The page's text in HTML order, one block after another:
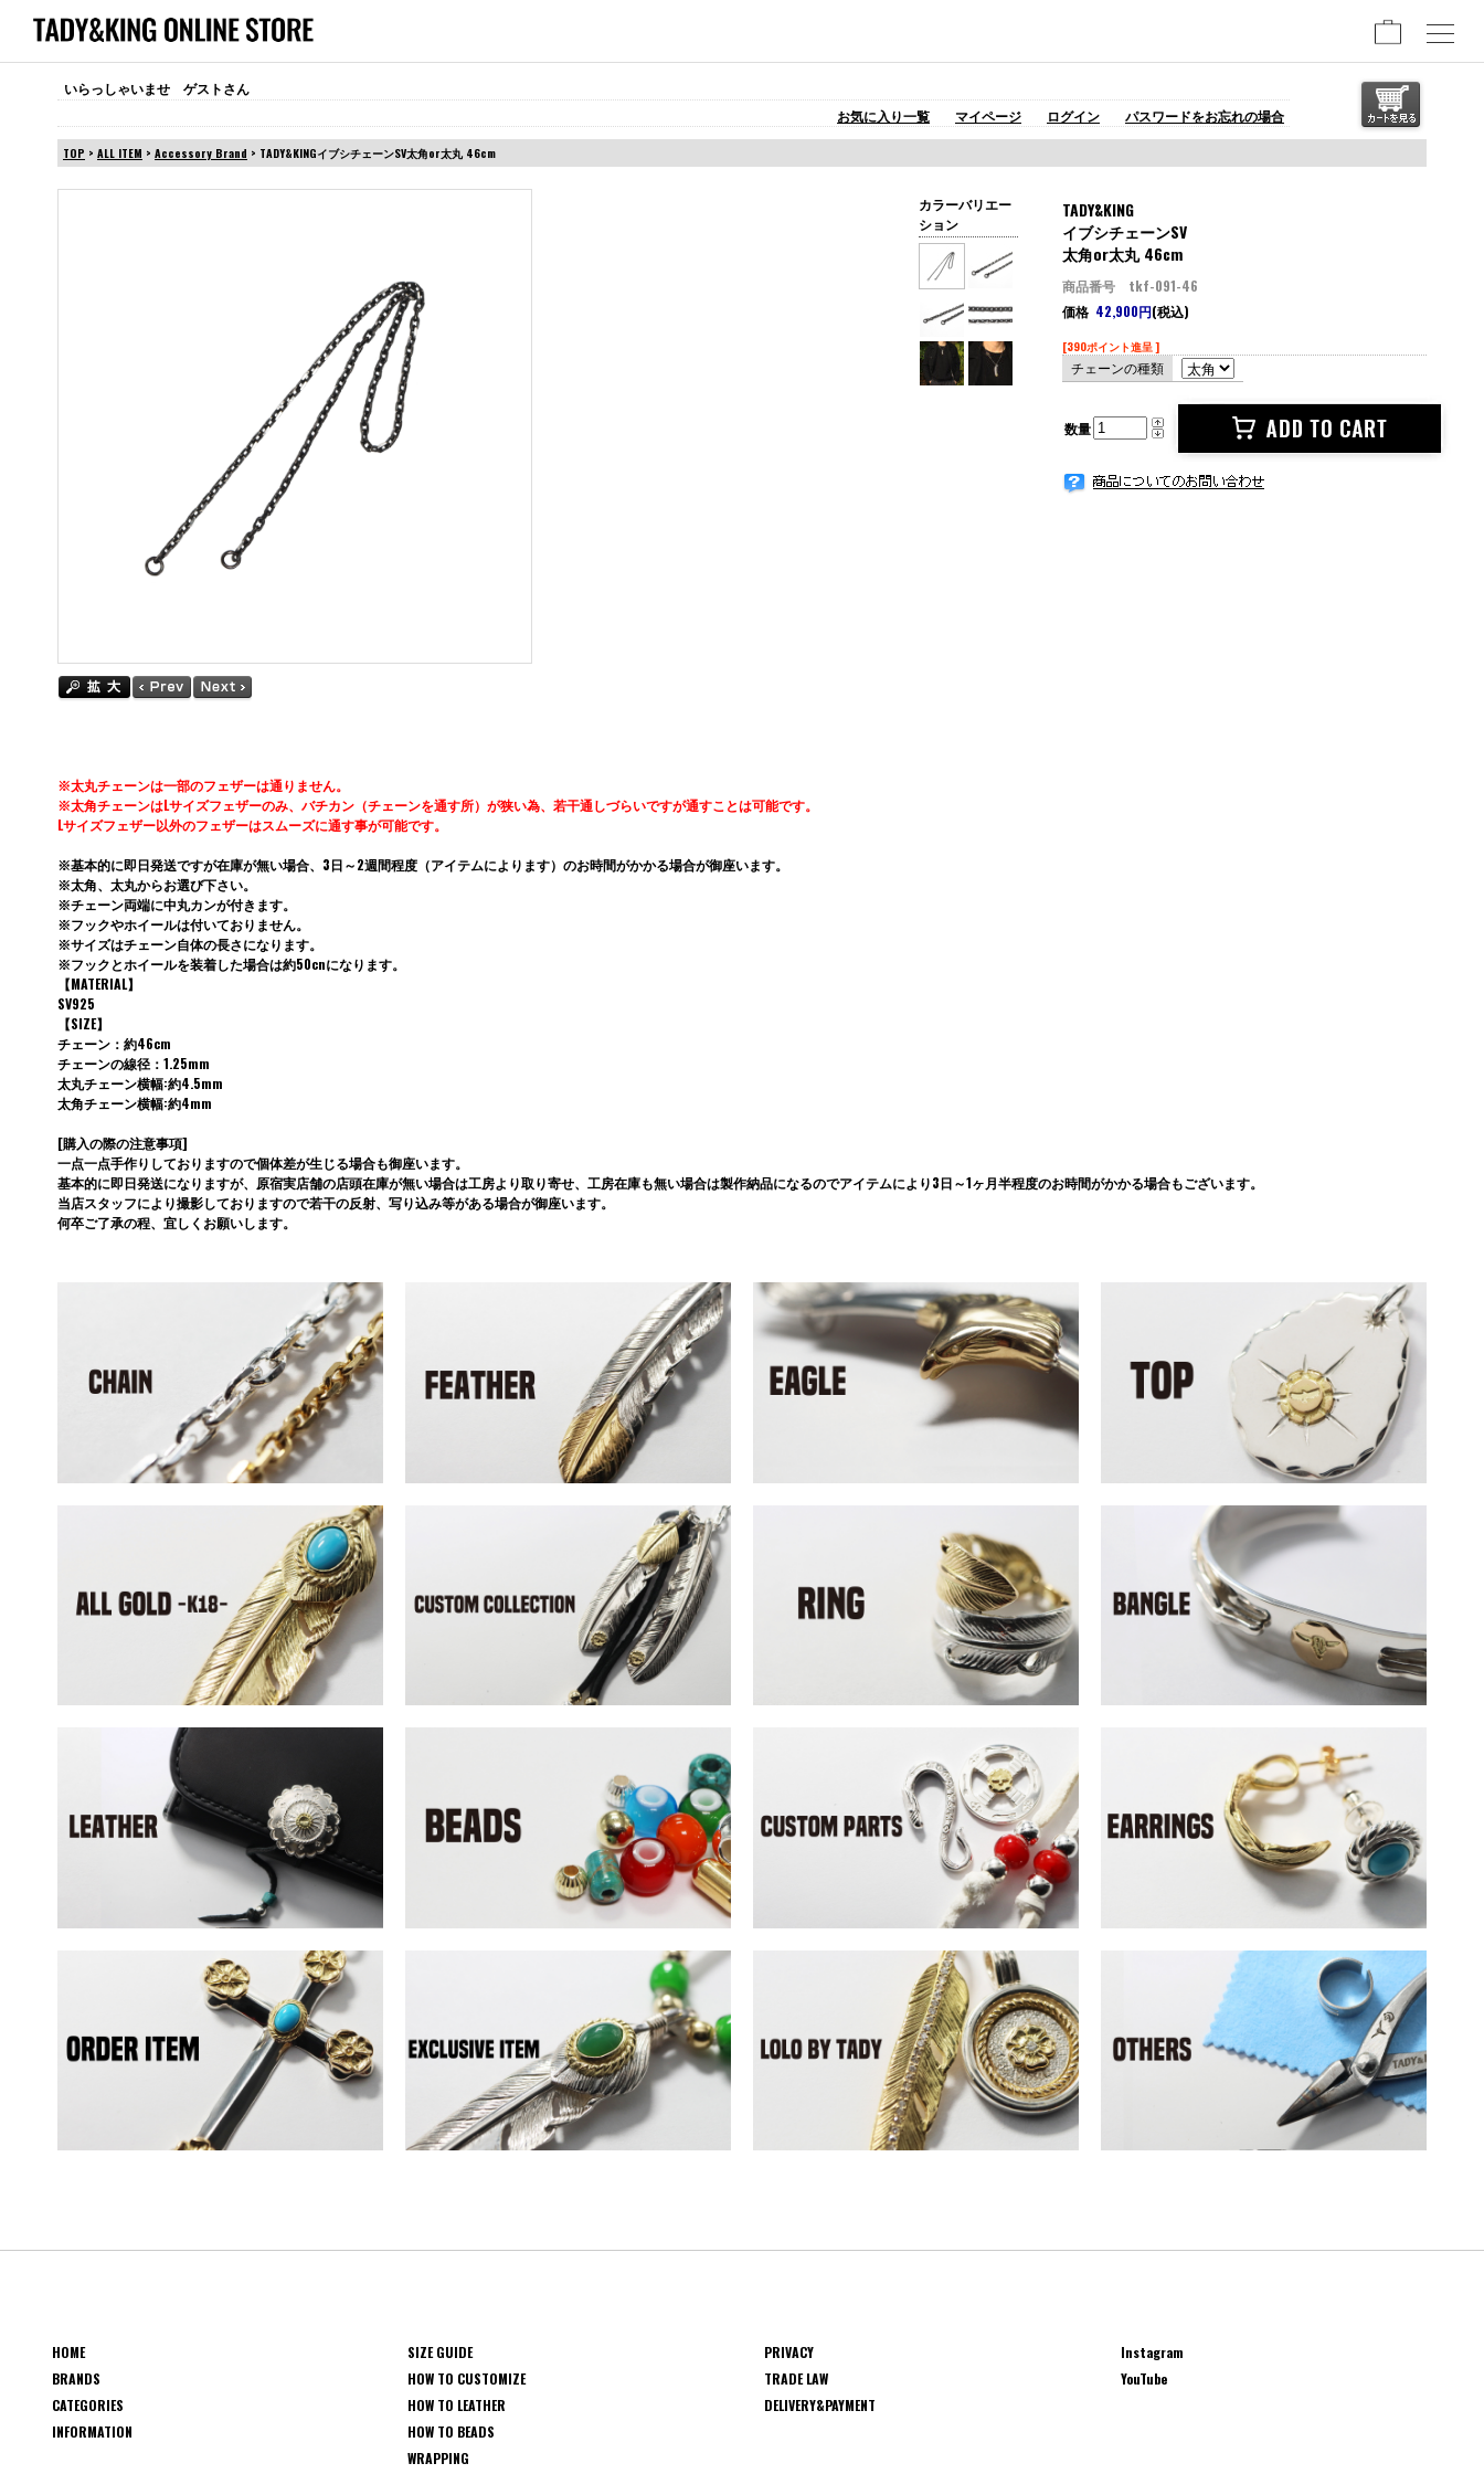
いらっしゃいませ ゲストさん
お気に入り一覧
マイページ ログイン パスワードをお忘れの場合
TOP > ALL ITEM > Accessory Brand > TADY&KINGイブシチェーンSV太角or太丸 46cm
TADY&KING
イブシチェーンSV
太角or太丸 46cm
商品番号 tkf-091-46
価格 42,900円(税込)
[390ポイント進呈 ]
チェーンの種類
数量
カラーバリエー
ション
※太丸チェーンは一部のフェザーは通りません。
※太角チェーンはLサイズフェザーのみ、バチカン（チェーンを通す所）が狭い為、若干通しづらいですが通すことは可能です。
Lサイズフェザー以外のフェザーはスムーズに通す事が可能です。
※基本的に即日発送ですが在庫が無い場合、3日～2週間程度（アイテムによります）のお時間がかかる場合が御座います。
※太角、太丸からお選び下さい。
※チェーン両端に中丸カンが付きます。
※フックやホイールは付いておりません。
※サイズはチェーン自体の長さになります。
※フックとホイールを装着した場合は約50cnになります。
【MATERIAL】
SV925
【SIZE】
チェーン：約46cm
チェーンの線径：1.25mm
太丸チェーン横幅:約4.5mm
太角チェーン横幅:約4mm
[購入の際の注意事項]
一点一点手作りしておりますので個体差が生じる場合も御座います。
基本的に即日発送になりますが、原宿実店舗の店頭在庫が無い場合は工房より取り寄せ、工房在庫も無い場合は製作納品になるのでアイテムにより3日～1ヶ月半程度のお時間がかかる場合もございます。
当店スタッフにより撮影しておりますので若干の反射、写り込み等がある場合が御座います。
何卒ご了承の程、宜しくお願いします。
HOME
BRANDS
CATEGORIES
INFORMATION
SIZE GUIDE
HOW TO CUSTOMIZE
HOW TO LEATHER
HOW TO BEADS
WRAPPING
PRIVACY
TRADE LAW
DELIVERY&PAYMENT
Instagram
YouTube